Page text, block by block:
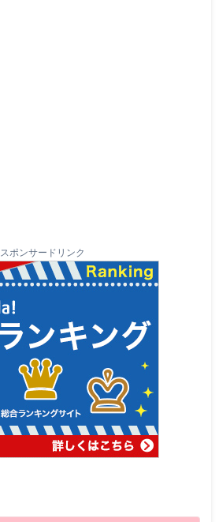
スポンサードリンク